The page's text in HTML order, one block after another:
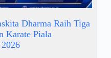
Dharma Raih Tiga
Karate Piala